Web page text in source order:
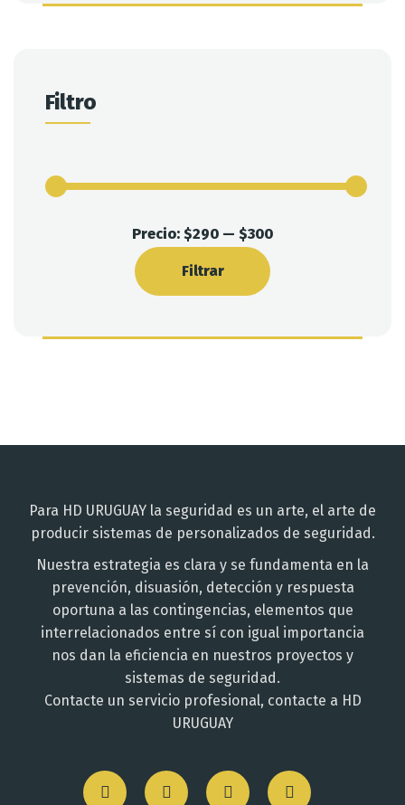
Filtro
Filtrar
Precio: $290 — $300
Para HD URUGUAY la seguridad es un arte, el arte de
producir sistemas de personalizados de seguridad.
Nuestra estrategia es clara y se fundamenta en la
prevención, disuasión, detección y respuesta
oportuna a las contingencias, elementos que
interrelacionados entre sí con igual importancia
nos dan la eficiencia en nuestros proyectos y
sistemas de seguridad.
Contacte un servicio profesional, contacte a HD
URUGUAY